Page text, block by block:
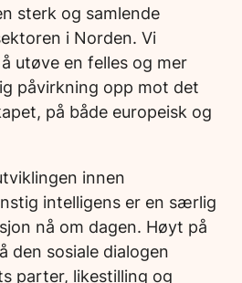
sterk og samlende
i Norden. Vi
utøve en felles og mer
påvirkning opp mot det
på både europeisk og
innen
intelligens er en særlig
nå om dagen. Høyt på
den sosiale dialogen
parter, likestilling og